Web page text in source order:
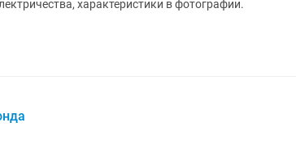
характеристики в фотографии.